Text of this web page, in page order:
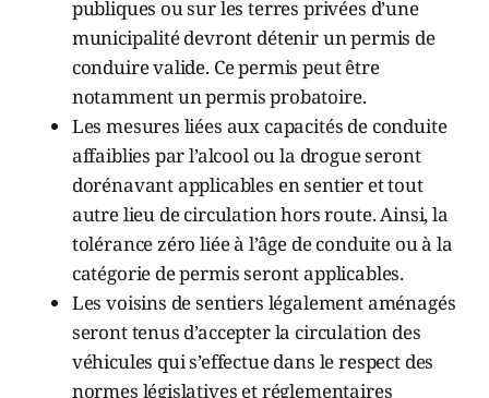
publiques ou sur les terres privées d’une
municipalité devront détenir un permis de
conduire valide. Ce permis peut être
notamment un permis probatoire.
Les mesures liées aux capacités de conduite
affaiblies par l’alcool ou la drogue seront
dorénavant applicables en sentier et tout
autre lieu de circulation hors route. Ainsi, la
tolérance zéro liée à l’âge de conduite ou à la
catégorie de permis seront applicables.
Les voisins de sentiers légalement aménagés
seront tenus d’accepter la circulation des
véhicules qui s’effectue dans le respect des
normes législatives et réglementaires